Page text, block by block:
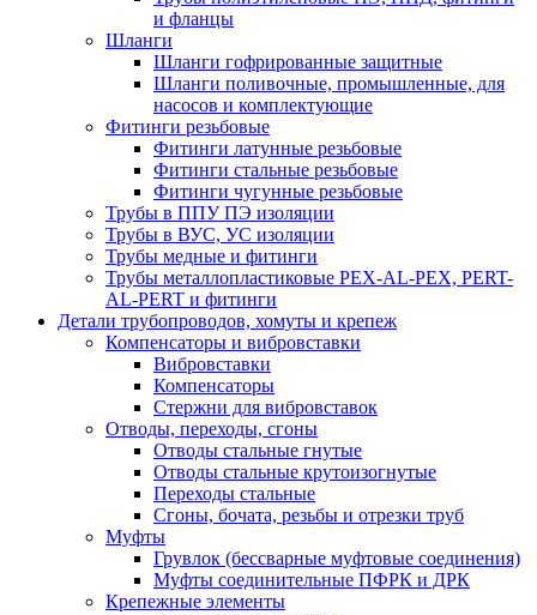
и фланцы
Шланги
Шланги гофрированные защитные
Шланги поливочные, промышленные, для
насосов и комплектующие
Фитинги резьбовые
Фитинги латунные резьбовые
Фитинги стальные резьбовые
Фитинги чугунные резьбовые
Трубы в ППУ ПЭ изоляции
Трубы в ВУС, УС изоляции
Трубы медные и фитинги
Трубы металлопластиковые PEX-AL-PEX, PERT-
AL-PERT и фитинги
Детали трубопроводов, хомуты и крепеж
Компенсаторы и вибровставки
Вибровставки
Компенсаторы
Стержни для вибровставок
Отводы, переходы, сгоны
Отводы стальные гнутые
Отводы стальные крутоизогнутые
Переходы стальные
Сгоны, бочата, резьбы и отрезки труб
Муфты
Грувлок (бессварные муфтовые соединения)
Муфты соединительные ПФРК и ДРК
Крепежные элементы